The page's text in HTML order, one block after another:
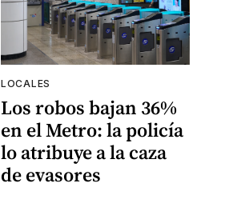
LOCALES
Los robos bajan 36%
en el Metro: la policía
lo atribuye a la caza
de evasores